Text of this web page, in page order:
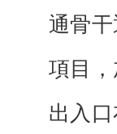
通骨
項目
出入